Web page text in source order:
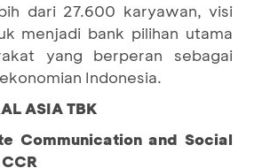
dari 27.600 karyawan, visi
menjadi bank pilihan utama
yang berperan sebagai
Indonesia.
ASIA TBK
Communication and Social